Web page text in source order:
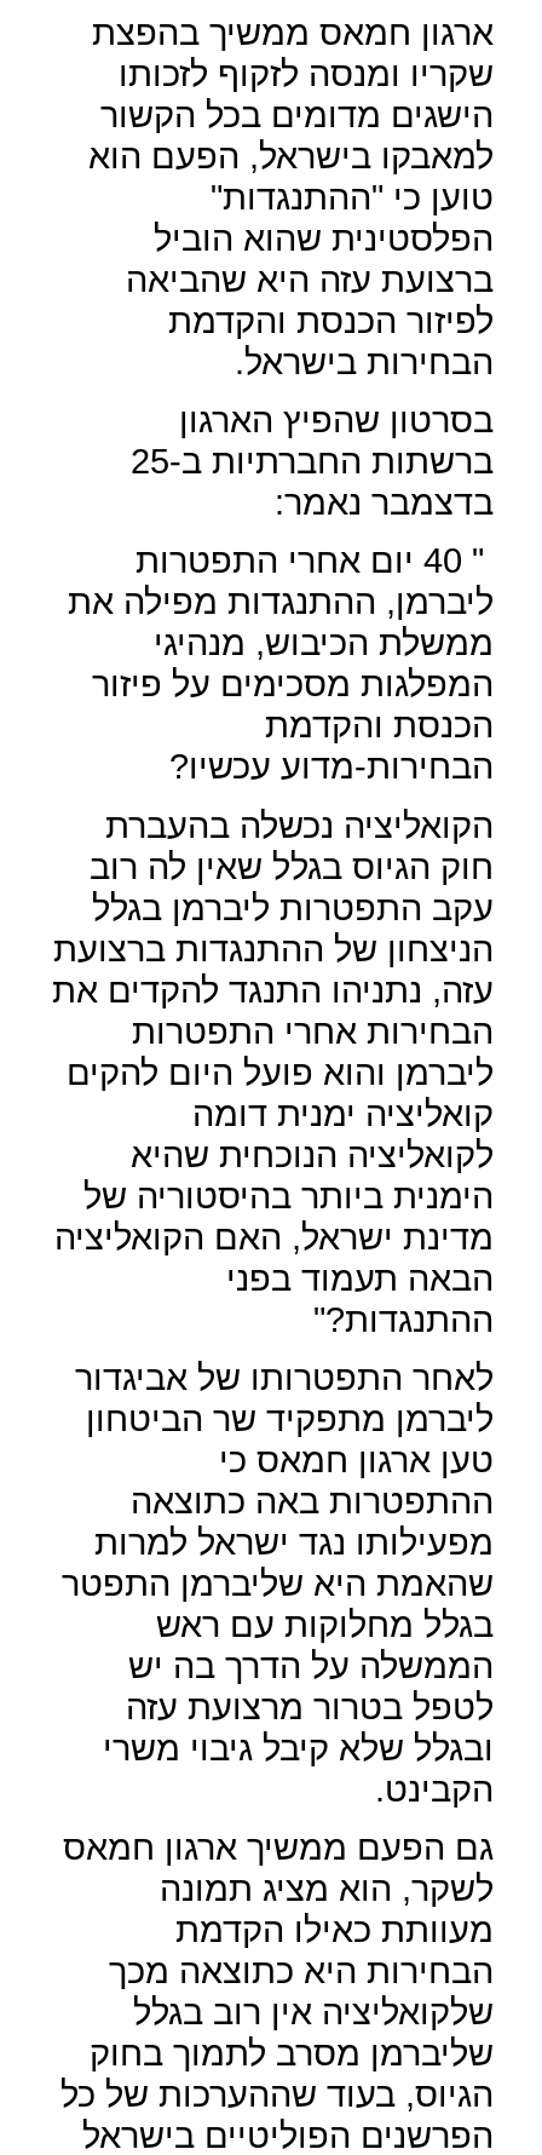
ארגון חמאס ממשיך בהפצת
שקריו ומנסה לזקוף לזכותו
הישגים מדומים בכל הקשור
למאבקו בישראל, הפעם הוא
טוען כי "ההתנגדות"
הפלסטינית שהוא הוביל
ברצועת עזה היא שהביאה
לפיזור הכנסת והקדמת
הבחירות בישראל.
בסרטון שהפיץ הארגון
ברשתות החברתיות ב-25
בדצמבר נאמר:
" 40 יום אחרי התפטרות
ליברמן, ההתנגדות מפילה את
ממשלת הכיבוש, מנהיגי
המפלגות מסכימים על פיזור
הכנסת והקדמת
הבחירות-מדוע עכשיו?
הקואליציה נכשלה בהעברת
חוק הגיוס בגלל שאין לה רוב
עקב התפטרות ליברמן בגלל
הניצחון של ההתנגדות ברצועת
עזה, נתניהו התנגד להקדים את
הבחירות אחרי התפטרות
ליברמן והוא פועל היום להקים
קואליציה ימנית דומה
לקואליציה הנוכחית שהיא
הימנית ביותר בהיסטוריה של
מדינת ישראל, האם הקואליציה
הבאה תעמוד בפני
ההתנגדות?"
לאחר התפטרותו של אביגדור
ליברמן מתפקיד שר הביטחון
טען ארגון חמאס כי
ההתפטרות באה כתוצאה
מפעילותו נגד ישראל למרות
שהאמת היא שליברמן התפטר
בגלל מחלוקות עם ראש
הממשלה על הדרך בה יש
לטפל בטרור מרצועת עזה
ובגלל שלא קיבל גיבוי משרי
הקבינט.
גם הפעם ממשיך ארגון חמאס
לשקר, הוא מציג תמונה
מעוותת כאילו הקדמת
הבחירות היא כתוצאה מכך
שלקואליציה אין רוב בגלל
שליברמן מסרב לתמוך בחוק
הגיוס, בעוד שההערכות של כל
הפרשנים הפוליטיים בישראל